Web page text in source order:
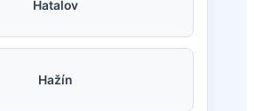
Hatalov
Hažín